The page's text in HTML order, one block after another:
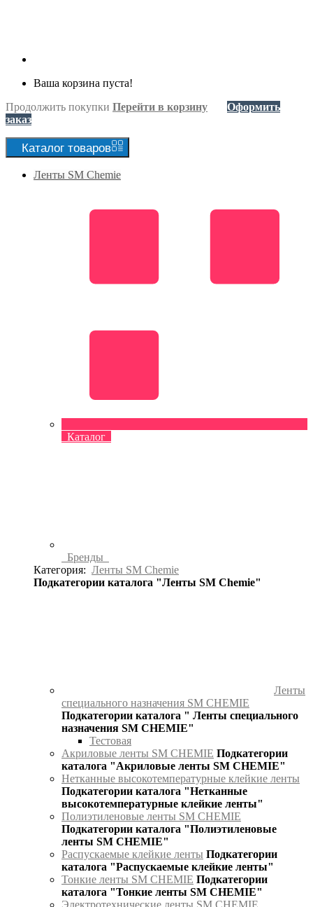
Ваша корзина пуста!
Продолжить покупки Перейти в корзину
Оформить
заказ
Каталог товаров
Ленты SM Chemie
Каталог
Бренды
Категория: Ленты SM Chemie
Подкатегории каталога "Ленты SM Chemie"
Ленты
специального назначения SM CHEMIE
Подкатегории каталога " Ленты специального
назначения SM CHEMIE"
Тестовая
Акриловые ленты SM CHEMIE Подкатегории
каталога "Акриловые ленты SM CHEMIE"
Нетканные высокотемпературные клейкие ленты
Подкатегории каталога "Нетканные
высокотемпературные клейкие ленты"
Полиэтиленовые ленты SM CHEMIE
Подкатегории каталога "Полиэтиленовые
ленты SM CHEMIE"
Распускаемые клейкие ленты Подкатегории
каталога "Распускаемые клейкие ленты"
Тонкие ленты SM CHEMIE Подкатегории
каталога "Тонкие ленты SM CHEMIE"
Электротехнические ленты SM CHEMIE